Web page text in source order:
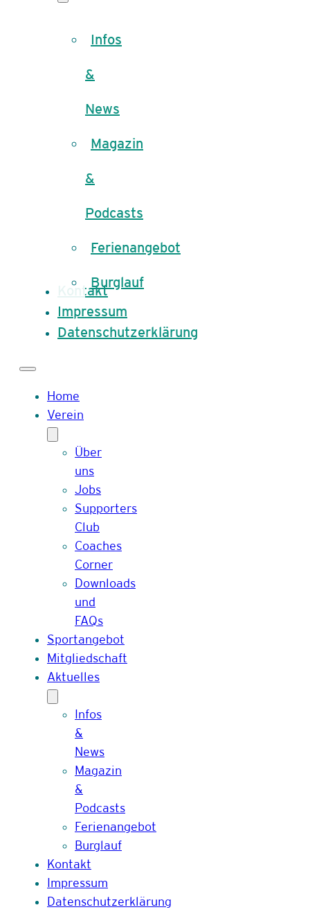
Infos
&
News
Magazin
&
Podcasts
Ferienangebot
Burglauf
Kontakt
Impressum
Datenschutzerklärung
Home
Verein
Über
uns
Jobs
Supporters
Club
Coaches
Corner
Downloads
und
FAQs
Sportangebot
Mitgliedschaft
Aktuelles
Infos
&
News
Magazin
&
Podcasts
Ferienangebot
Burglauf
Kontakt
Impressum
Datenschutzerklärung